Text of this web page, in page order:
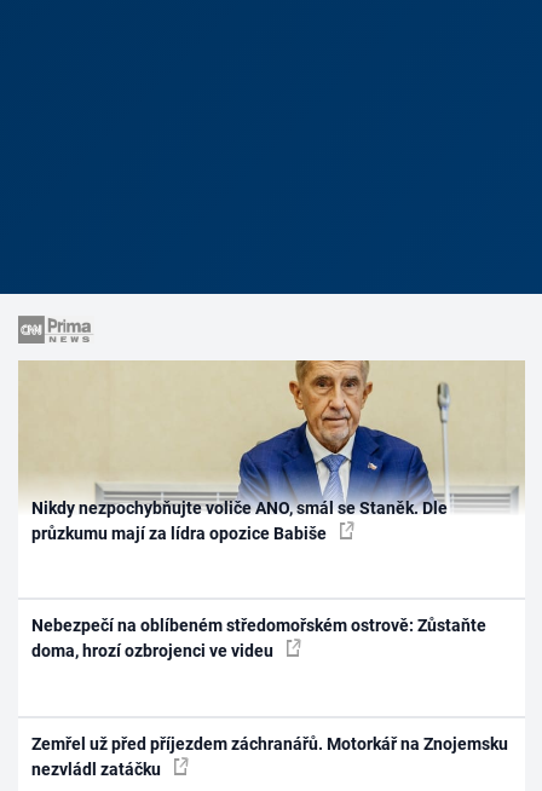
Nikdy nezpochybňujte voliče ANO, smál se Staněk. Dle
průzkumu mají za lídra opozice Babiše
Nebezpečí na oblíbeném středomořském ostrově: Zůstaňte
doma, hrozí ozbrojenci ve videu
Zemřel už před příjezdem záchranářů. Motorkář na Znojemsku
nezvládl zatáčku